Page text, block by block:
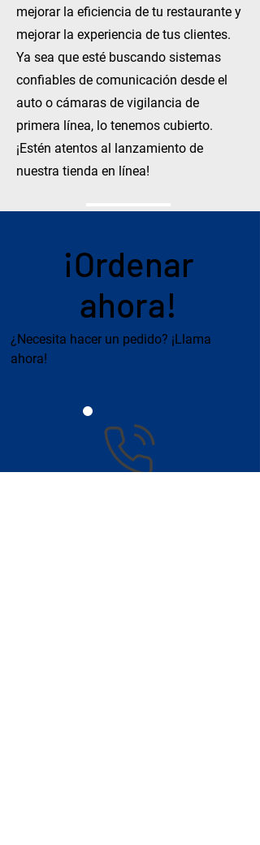
mejorar la eficiencia de tu restaurante y
mejorar la experiencia de tus clientes.
Ya sea que esté buscando sistemas
confiables de comunicación desde el
auto o cámaras de vigilancia de
primera línea, lo tenemos cubierto.
¡Estén atentos al lanzamiento de
nuestra tienda en línea!
¡Ordenar
ahora!
¿Necesita hacer un pedido? ¡Llama
ahora!